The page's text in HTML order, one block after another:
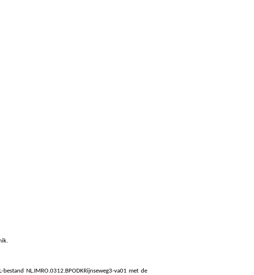
NL.IMRO.0312.BPODKRijnseweg3-va01 met de